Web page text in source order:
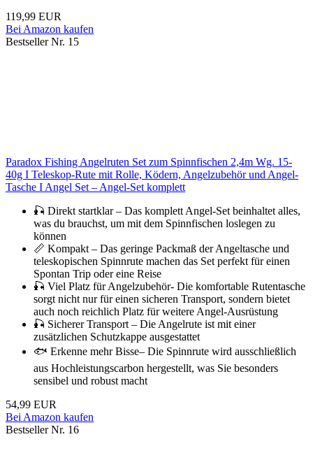
119,99 EUR
Bei Amazon kaufen
Bestseller Nr. 15
Paradox Fishing Angelruten Set zum Spinnfischen 2,4m Wg. 15-
40g I Teleskop-Rute mit Rolle, Ködern, Angelzubehör und Angel-
Tasche I Angel Set – Angel-Set komplett
🎣 Direkt startklar – Das komplett Angel-Set beinhaltet alles,
was du brauchst, um mit dem Spinnfischen loslegen zu
können
📏 Kompakt – Das geringe Packmaß der Angeltasche und
teleskopischen Spinnrute machen das Set perfekt für einen
Spontan Trip oder eine Reise
🎣 Viel Platz für Angelzubehör- Die komfortable Rutentasche
sorgt nicht nur für einen sicheren Transport, sondern bietet
auch noch reichlich Platz für weitere Angel-Ausrüstung
🎣 Sicherer Transport – Die Angelrute ist mit einer
zusätzlichen Schutzkappe ausgestattet
🐟 Erkenne mehr Bisse– Die Spinnrute wird ausschließlich
aus Hochleistungscarbon hergestellt, was Sie besonders
sensibel und robust macht
54,99 EUR
Bei Amazon kaufen
Bestseller Nr. 16